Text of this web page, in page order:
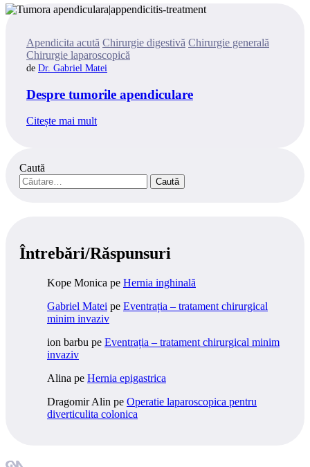
Categories
Apendicita acută Chirurgie digestivă Chirurgie generală
Chirurgie laparoscopică
Dr. Gabriel Matei
Despre tumorile apendiculare
Citește mai mult
Caută
Caută
după:
Întrebări/Răspunsuri
Kope Monica pe Hernia inghinală
Gabriel Matei pe Eventrația – tratament chirurgical
minim invaziv
ion barbu pe Eventrația – tratament chirurgical minim
invaziv
Alina pe Hernia epigastrica
Dragomir Alin pe Operatie laparoscopica pentru
diverticulita colonica